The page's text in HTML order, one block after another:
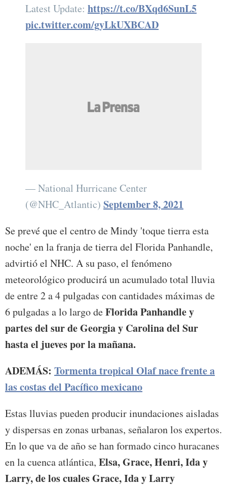
Latest Update: https://t.co/BXqd6SunL5
pic.twitter.com/gyLkUXBCAD
— National Hurricane Center
(@NHC_Atlantic) September 8, 2021
Se prevé que el centro de Mindy 'toque tierra esta
noche' en la franja de tierra del Florida Panhandle,
advirtió el NHC. A su paso, el fenómeno
meteorológico producirá un acumulado total lluvia
de entre 2 a 4 pulgadas con cantidades máximas de
6 pulgadas a lo largo deFlorida Panhandle y
partes del sur de Georgia y Carolina del Sur
hasta el jueves por la mañana.
ADEMÁS: Tormenta tropical Olaf nace frente a
las costas del Pacífico mexicano
Estas lluvias pueden producir inundaciones aisladas
y dispersas en zonas urbanas, señalaron los expertos.
En lo que va de año se han formado cinco huracanes
en la cuenca atlántica, Elsa, Grace, Henri, Ida y
Larry, de los cuales Grace, Ida y Larry